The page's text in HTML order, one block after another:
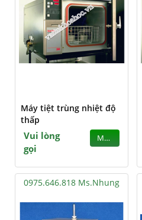
Máy tiệt trùng nhiệt độ
thấp
Vui lòng
gọi
MUA
0975.646.818 Ms.Nhung